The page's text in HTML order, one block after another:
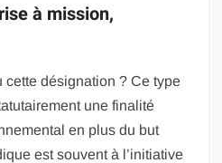
à mission,
cette désignation ? Ce type
une finalité
en plus du but
est souvent à l’initiative